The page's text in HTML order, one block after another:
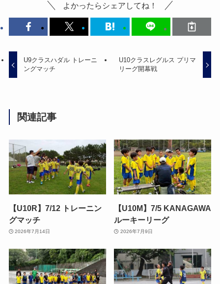
よかったらシェアしてね！
U9クラスハダル トレーニ
ングマッチ
U10クラスレグルス プリマ
リーグ開幕戦
関連記事
【U10R】7/12 トレーニン
グマッチ
2026年7月14日
【U10M】7/5 KANAGAWA
ルーキーリーグ
2026年7月9日